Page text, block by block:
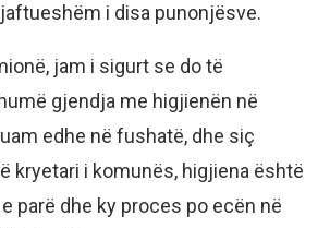
i disa punonjësve.
jam i sigurt se do të
gjendja me higjienën në
edhe në fushatë, dhe siç
kryetari i komunës, higjiena është
parë dhe ky proces po ecën në